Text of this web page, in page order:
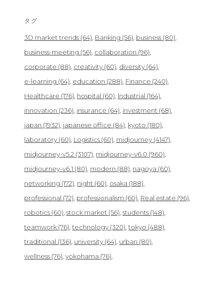
タグ
3D market trends (64) Banking (56) business (80)
business-meeting (56) collaboration (96)
corporate (88) creativity (60) diversity (64)
e-learning (64) education (288) Finance (240)
Healthcare (176) hospital (60) Industrial (164)
innovation (236) insurance (64) investment (68)
japan (1932) japanese office (84) kyoto (180)
laboratory (60) Logistics (60) midjourney (4147)
midjourney-v5.2 (3107) midjourney-v6.0 (960)
midjourney-v6.1 (80) modern (88) nagoya (60)
networking (172) night (60) osaka (188)
professional (72) professionalism (60) Real estate (96)
robotics (60) stock market (56) students (148)
teamwork (76) technology (320) tokyo (488)
traditional (136) university (64) urban (80)
wellness (76) yokohama (76)